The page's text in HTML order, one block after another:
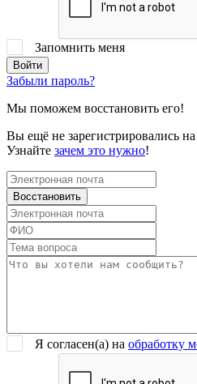
Запомнить меня
Забыли пароль?
Мы поможем восстановить его!
Вы ещё не зарегистрировались
Узнайте зачем это нужно!
Я согласен(a) на обработку